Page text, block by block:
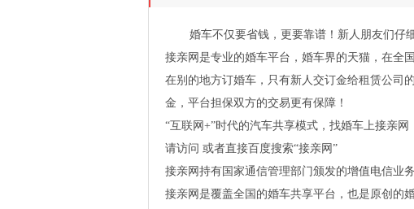
婚车不仅要省钱，更要靠谱！新人朋友们仔
接亲网是专业的婚车平台，婚车界的天猫，在全
在别的地方订婚车，只有新人交订金给租赁公司
金，平台担保双方的交易更有保障！
“互联网+”时代的汽车共享模式，找婚车上接亲网
请访问 或者直接百度搜索“接亲网”
接亲网持有国家通信管理部门颁发的增值电信业
接亲网是覆盖全国的婚车共享平台，也是原创的